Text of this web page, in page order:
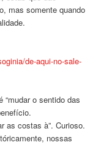
mas somente quando
de-aqui-no-sale-
“mudar o sentido das
as costas à”. Curioso.
nossas